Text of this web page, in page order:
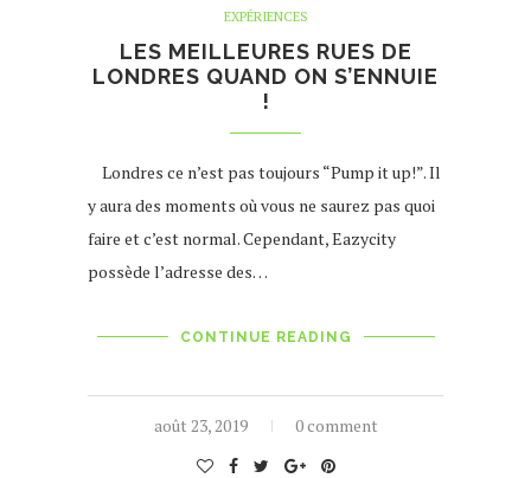
EXPÉRIENCES
LES MEILLEURES RUES DE
LONDRES QUAND ON S’ENNUIE
!
Londres ce n’est pas toujours “Pump it up!”. Il
y aura des moments où vous ne saurez pas quoi
faire et c’est normal. Cependant, Eazycity
possède l’adresse des…
CONTINUE READING
août 23, 2019 0 comment